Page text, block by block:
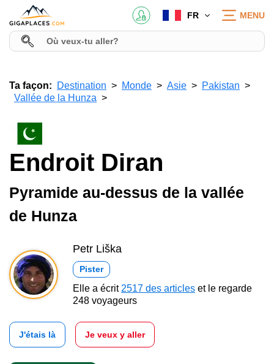
FR MENU
Ta façon: Destination Monde Asie
Pakistan
Vallée de la Hunza
Endroit Diran
Pyramide au-dessus de la vallée
de Hunza
Petr Liška
Pister
Elle a écrit 2517 des articles et le regarde
248 voyageurs
J'étais là Je veux y aller